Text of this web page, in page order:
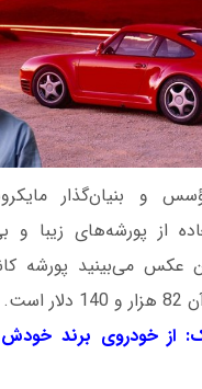
و بنیان‌گذار
از پورشه‌های زیبا و
از خودروی برند